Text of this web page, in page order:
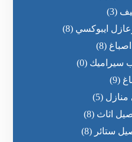
(3)
ايبوكسي (8)
(8)
سيراميك (0)
(9)
منازل (5)
اثاث (8)
ستائر (8)